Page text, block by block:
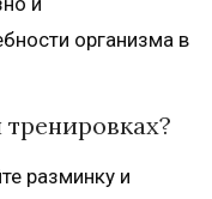
организма в
разминку и